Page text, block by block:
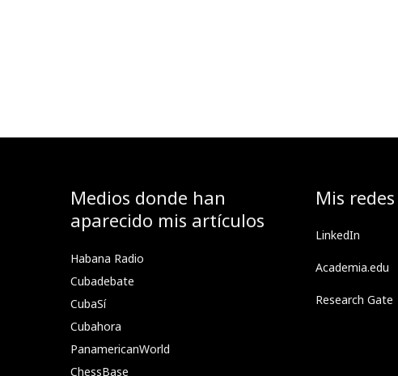
Medios donde han
aparecido mis artículos
Habana Radio
Cubadebate
CubaSí
Cubahora
PanamericanWorld
ChessBase
Mis
LinkedIn
Academia.edu
Research Gate